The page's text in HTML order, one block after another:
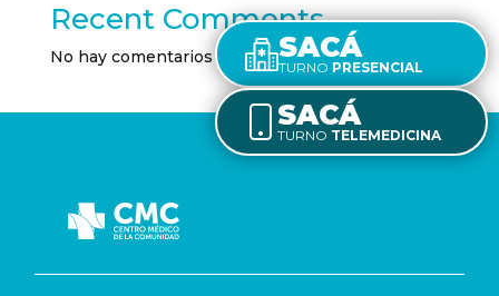
Recent Comments
No hay comentarios que mostrar.SACÁ
TURNO PRESENCIAL
SACÁ
TURNO TELEMEDICINA